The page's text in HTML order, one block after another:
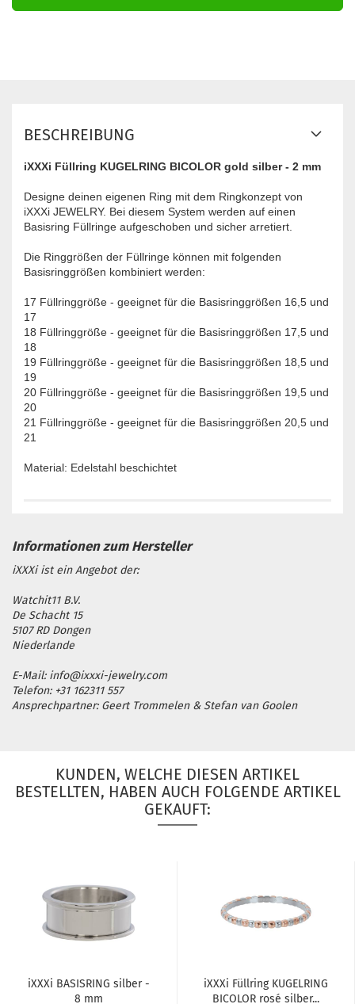
BESCHREIBUNG
iXXXi Füllring KUGELRING BICOLOR gold silber - 2 mm
Designe deinen eigenen Ring mit dem Ringkonzept von
iXXXi JEWELRY. Bei diesem System werden auf einen
Basisring Füllringe aufgeschoben und sicher arretiert.
Die Ringgrößen der Füllringe können mit folgenden
Basisringgrößen kombiniert werden:
17 Füllringgröße - geeignet für die Basisringgrößen 16,5 und
17
18 Füllringgröße - geeignet für die Basisringgrößen 17,5 und
18
19 Füllringgröße - geeignet für die Basisringgrößen 18,5 und
19
20 Füllringgröße - geeignet für die Basisringgrößen 19,5 und
20
21 Füllringgröße - geeignet für die Basisringgrößen 20,5 und
21
Material: Edelstahl beschichtet
iXXXi ist ein Angebot der:
Watchit11 B.V.
De Schacht 15
5107 RD Dongen
Niederlande
E-Mail: info@ixxxi-jewelry.com
Telefon: +31 162311 557
Ansprechpartner: Geert Trommelen & Stefan van Goolen
KUNDEN, WELCHE DIESEN ARTIKEL
BESTELLTEN, HABEN AUCH FOLGENDE ARTIKEL
GEKAUFT:
iXXXi BA­SIS­RING sil­ber -
8 mm
iXXXi Füll­ring KU­GEL­RING
BICO­LOR rosé sil­ber...